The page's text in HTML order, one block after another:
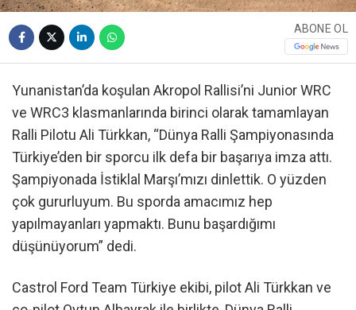
ABONE OL
Yunanistan’da koşulan Akropol Rallisi’ni Junior WRC
ve WRC3 klasmanlarında birinci olarak tamamlayan
Ralli Pilotu Ali Türkkan, “Dünya Ralli Şampiyonasında
Türkiye’den bir sporcu ilk defa bir başarıya imza attı.
Şampiyonada İstiklal Marşı’mızı dinlettik. O yüzden
çok gururluyum. Bu sporda amacımız hep
yapılmayanları yapmaktı. Bunu başardığımı
düşünüyorum” dedi.
Castrol Ford Team Türkiye ekibi, pilot Ali Türkkan ve